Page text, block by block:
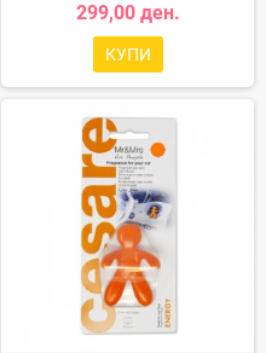
299,00 ден.
КУПИ